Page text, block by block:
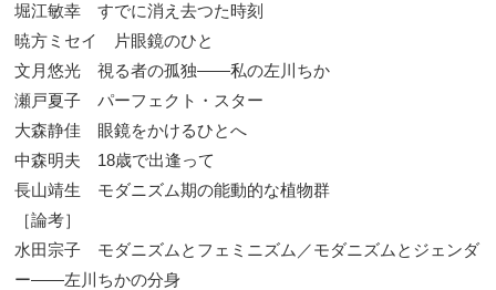
堀江敏幸 すでに消え去つた時刻
暁方ミセイ 片眼鏡のひと
文月悠光 視る者の孤独――私の左川ちか
瀬戸夏子 パーフェクト・スター
大森静佳 眼鏡をかけるひとへ
中森明夫 18歳で出逢って
長山靖生 モダニズム期の能動的な植物群
［論考］
水田宗子 モダニズムとフェミニズム／モダニズムとジェンダ
ー――左川ちかの分身